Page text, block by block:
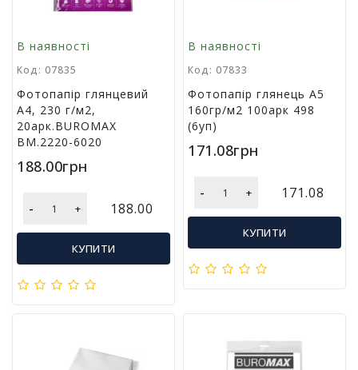
о
и
н
к
у
т
т
з
у
Х
В наявності
Код: 07835
Фотопапір глянцевий
А4, 230 г/м2,
20арк.BUROMAX
BM.2220-6020
188.00грн
- + 188.00
КУПИТИ
В наявності
Код: 07833
Фотопапір глянець А5
160гр/м2 100арк 498
(6уп)
171.08грн
- + 171.08
КУПИТИ